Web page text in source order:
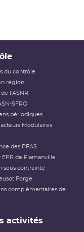
du contrôle
région
l'ASNR
SFRO
périodiques
Modulaires
des PFAS
EPR de Flamanville
sous contrainte
Forge
complémentaires de
activités